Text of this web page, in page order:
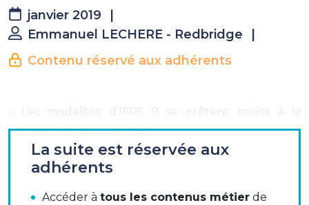
janvier 2019
Emmanuel LECHERE - Redbridge
Contenu réservé aux adhérents
« Les modalités d’IFRS 9 se prêtent moins à la
renégociation de la dette »
Interview de Thomas Dubreuil-Chambardel, vice-
président de la commission Normes Comptables
Internationales de l’AFTE
La suite est réservée aux
adhérents
Accéder à tous les contenus métier de